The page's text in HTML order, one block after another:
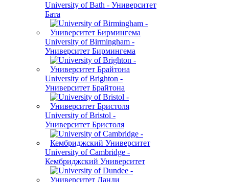
University of Bath - Университет
Бата
University of Birmingham -
Университет Бирмингема
University of Brighton -
Университет Брайтона
University of Bristol -
Университет Бристоля
University of Cambridge -
Кембриджский Университет